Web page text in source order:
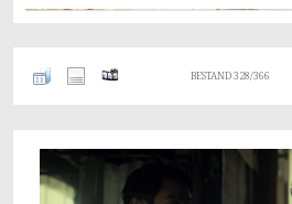
BESTAND 328/366